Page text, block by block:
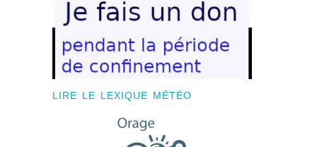
LIRE LE LEXIQUE MÉTÉO